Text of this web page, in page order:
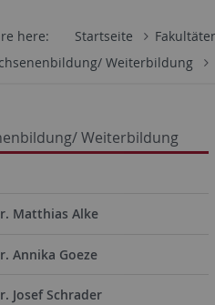
here: Startseite
Weiterbildung
Weiterbildung
Matthias Alke
Annika Goeze
Josef Schrader